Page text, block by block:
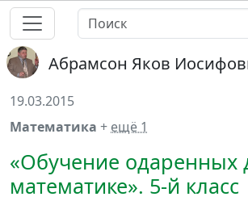
Абрамсон Яков
19.03.2015
Математика + ещё 1
«Обучение одаренных
математике». 5-й класс